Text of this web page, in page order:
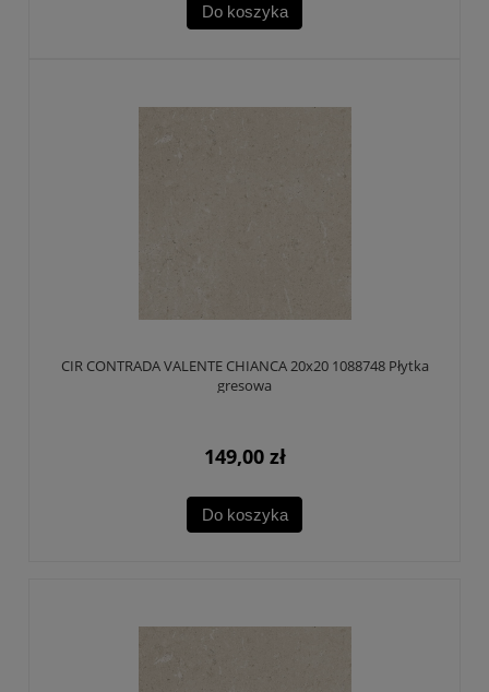
Do koszyka
CIR CONTRADA VALENTE CHIANCA 20x20 1088748 Płytka
gresowa
149,00 zł
Do koszyka